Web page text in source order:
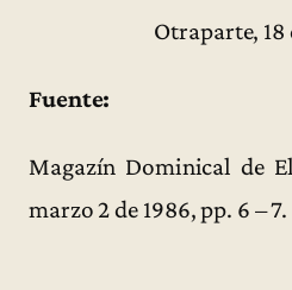
Otraparte, 18
Fuente:
Magazín Dominical de
marzo 2 de 1986, pp. 6 – 7.